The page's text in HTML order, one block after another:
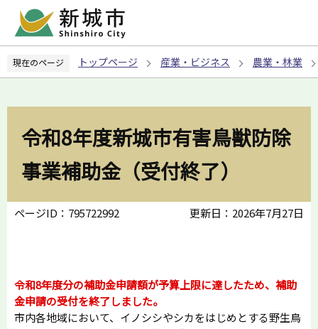
ペ
の
現在のページ トップページ 産業・ビジネス 農業・林業
令和8年度新城市有害鳥獣防除
事業補助金（受付終了）
ページID：795722992 更新日：2026年7月27日
令和8年度分の補助金申請額が予算上限に達したため、補助
金申請の受付を終了しました。
市内各地域において、イノシシやシカをはじめとする野生鳥